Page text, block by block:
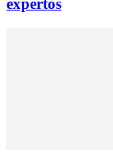
expertos